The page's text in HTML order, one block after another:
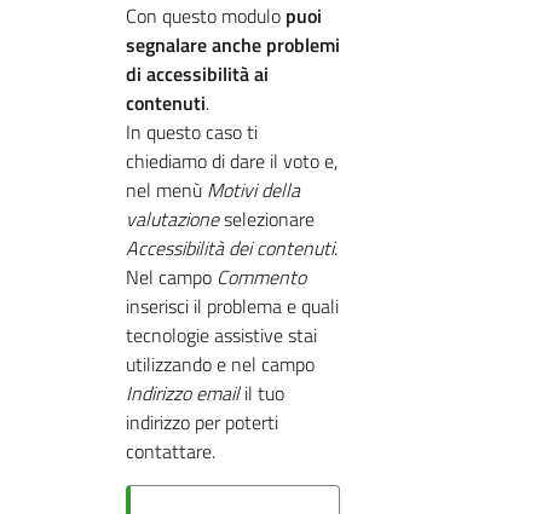
Con questo modulo puoi
segnalare anche problemi
di accessibilità ai
contenuti.
In questo caso ti
chiediamo di dare il voto e,
nel menù Motivi della
valutazioneselezionare
Accessibilità dei contenuti.
Nel campo Commento
inserisci il problema e quali
tecnologie assistive stai
utilizzando e nel campo
Indirizzo emailil tuo
indirizzo per poterti
contattare.